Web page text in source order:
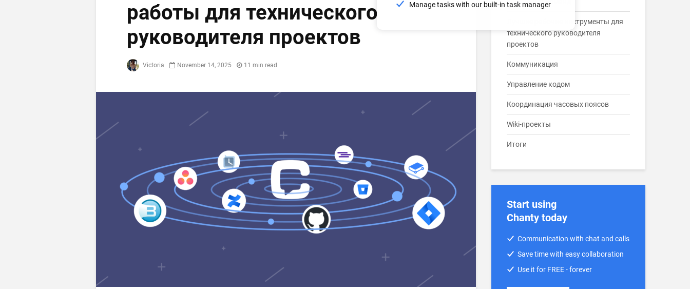
Manage tasks with our built-in task manager
работы для технического
руководителя проектов
Victoria November 14, 2025 11 min read
Лучшие рабочие инструменты для
технического руководителя
проектов
Коммуникация
Управление кодом
Координация часовых поясов
Wiki-проекты
Итоги
Start using
Chanty today
Communication with chat and calls
Save time with easy collaboration
Use it for FREE - forever